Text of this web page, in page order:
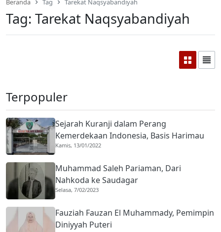
Beranda Tag Tarekat Naqsyabandiyah
Tag: Tarekat Naqsyabandiyah
Terpopuler
Sejarah Kuranji dalam Perang
Kemerdekaan Indonesia, Basis Harimau
Kuranji
Kamis, 13/01/2022
Muhammad Saleh Pariaman, Dari
Nahkoda ke Saudagar
Selasa, 7/02/2023
Fauziah Fauzan El Muhammady, Pemimpin
Diniyyah Puteri